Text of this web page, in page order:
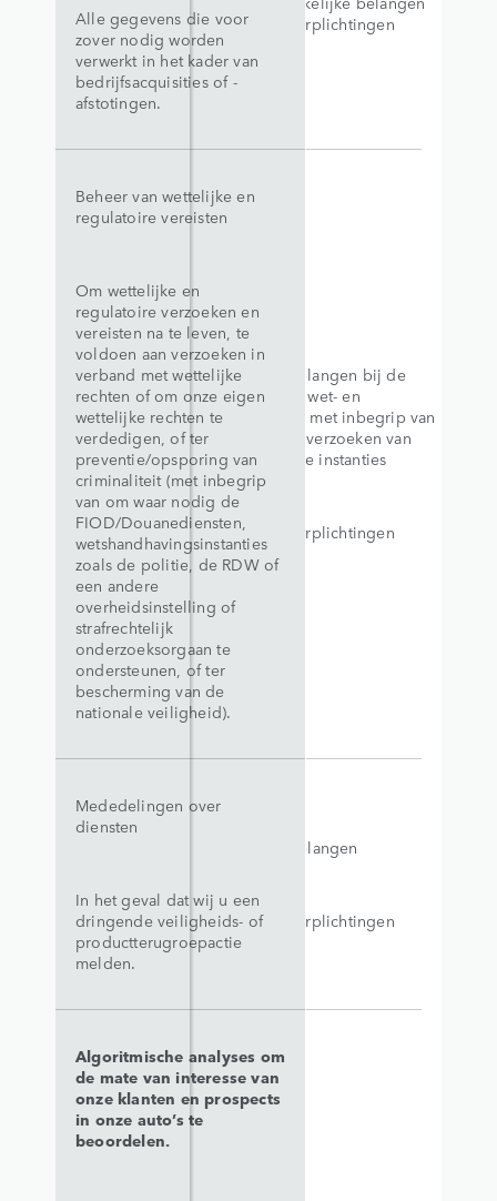
Wettelijke verplichtingen
Legitieme belangen bij de
naleving van wet- en
regelgeving, met inbegrip van
reageren op verzoeken van
regelgevende instanties
Wettelijke verplichtingen
Essentiële belangen
Wettelijke verplichtingen
Alle gegevens die voor
zover nodig worden
verwerkt in het kader van
bedrijfsacquisities of -
afstotingen.
Beheer van wettelijke en
regulatoire vereisten
Om wettelijke en
regulatoire verzoeken en
vereisten na te leven, te
voldoen aan verzoeken in
verband met wettelijke
rechten of om onze eigen
wettelijke rechten te
verdedigen, of ter
preventie/opsporing van
criminaliteit (met inbegrip
van om waar nodig de
FIOD/Douanediensten,
wetshandhavingsinstanties
zoals de politie, de RDW of
een andere
overheidsinstelling of
strafrechtelijk
onderzoeksorgaan te
ondersteunen, of ter
bescherming van de
nationale veiligheid).
Mededelingen over
diensten
In het geval dat wij u een
dringende veiligheids- of
productterugroepactie
melden.
Algoritmische analyses om
de mate van interesse van
onze klanten en prospects
in onze auto’s te
beoordelen.